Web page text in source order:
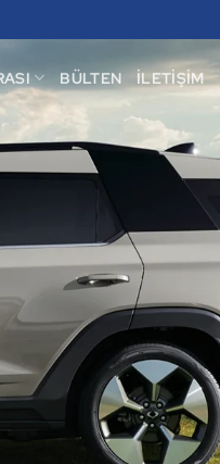
BÜLTEN İLETIŞIM